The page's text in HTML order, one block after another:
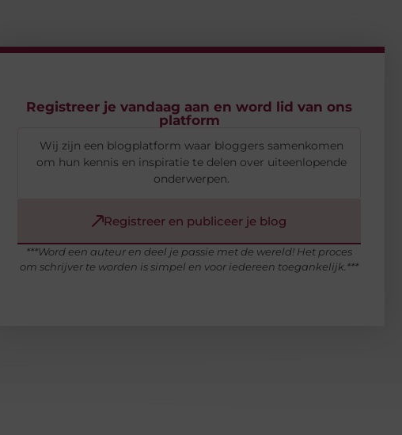
Registreer je vandaag aan en word lid van ons
platform
Wij zijn een blogplatform waar bloggers samenkomen
om hun kennis en inspiratie te delen over uiteenlopende
onderwerpen.
Registreer en publiceer je blog
***Word een auteur en deel je passie met de wereld! Het proces
om schrijver te worden is simpel en voor iedereen toegankelijk.***